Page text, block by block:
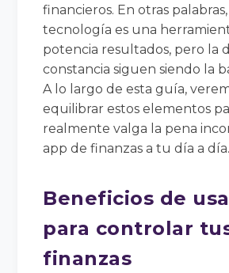
financieros. En otras
tecnología es una
potencia resultados, pero la
constancia siguen siendo la
A lo largo de esta guía,
equilibrar estos elementos
realmente valga la pena
app de finanzas a tu día a día.
Beneficios de
para controlar
finanzas